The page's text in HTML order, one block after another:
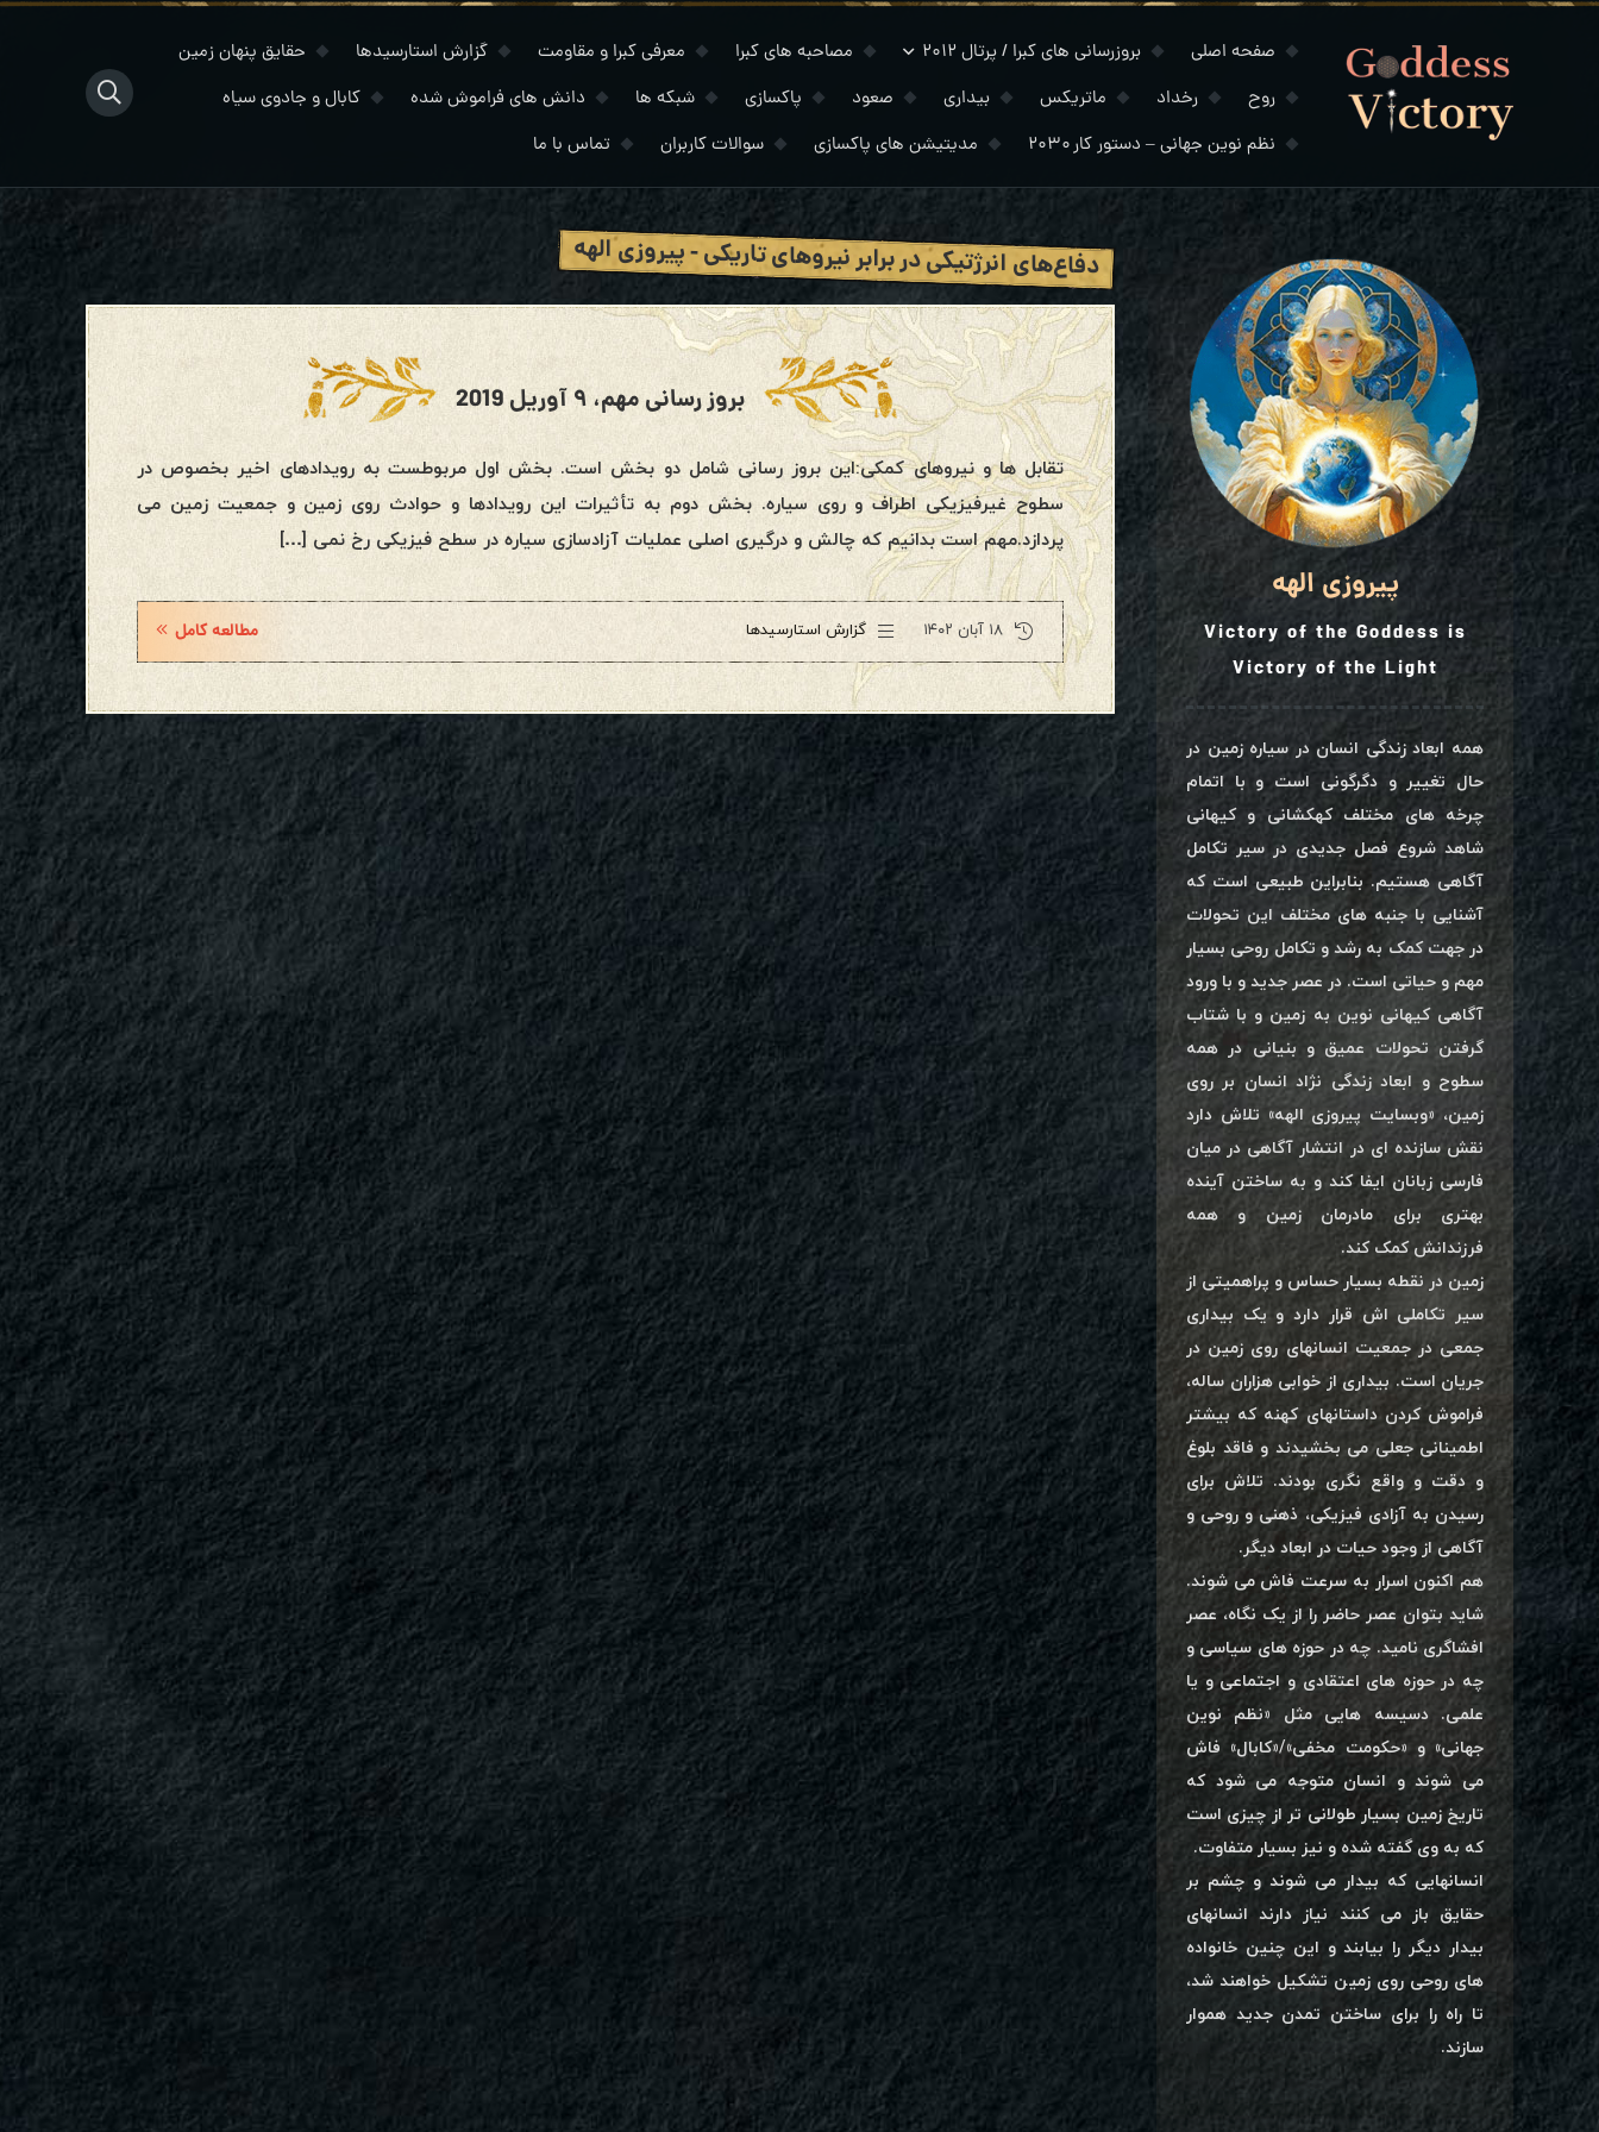
صفحه اصلی بروزرسانی های کبرا / پرتال ۲۰۱۲ مصاحبه های کبرا معرفی کبرا و مقاومت گزارش استارسیدها
حقایق پنهان زمین
روح
رخداد ماتریکس بیداری صعود پاکسازی شبکه ها دانش های فراموش شده
کابال و جادوی سیاه
نظم نوین جهانی – دستور کار ۲۰۳۰
مدیتیشن های پاکسازی سوالات کاربران تماس با ما
دفاع‌های انرژتیکی در برابر نیروهای تاریکی - پیروزی الهه
بروز رسانی مهم، ۹ آوریل 2019
تقابل ها و نیروهای کمکی:این بروز رسانی شامل دو بخش است. بخش اول مربوطست به رویدادهای اخیر بخصوص در
سطوح غیرفیزیکی اطراف و روی سیاره. بخش دوم به تأثیرات این رویدادها و حوادث روی زمین و جمعیت زمین می
پردازد.مهم است بدانیم که چالش و درگیری اصلی عملیات آزادسازی سیاره در سطح فیزیکی رخ نمی […]
۱۸ آبان ۱۴۰۲ گزارش استارسیدها مطالعه کامل
پیروزی الهه
Victory of the Goddess is
Victory of the Light
همه ابعاد زندگی انسان در سیاره زمین در
حال تغییر و دگرگونی است و با اتمام
چرخه های مختلف کهکشانی و کیهانی
شاهد شروع فصل جدیدی در سیر تکامل
آگاهی هستیم. بنابراین طبیعی است که
آشنایی با جنبه های مختلف این تحولات
در جهت کمک به رشد و تکامل روحی بسیار
مهم و حیاتی است. در عصر جدید و با ورود
آگاهی کیهانی نوین به زمین و با شتاب
گرفتن تحولات عمیق و بنیانی در همه
سطوح و ابعاد زندگی نژاد انسان بر روی
زمین، «وبسایت پیروزی الهه» تلاش دارد
نقش سازنده ای در انتشار آگاهی در میان
فارسی زبانان ایفا کند و به ساختن آینده
بهتری برای مادرمان زمین و همه
فرزندانش کمک کند.
زمین در نقطه بسیار حساس و پراهمیتی از
سیر تکاملی اش قرار دارد و یک بیداری
جمعی در جمعیت انسانهای روی زمین در
جریان است. بیداری از خوابی هزاران ساله،
فراموش کردن داستانهای کهنه که بیشتر
اطمینانی جعلی می بخشیدند و فاقد بلوغ
و دقت و واقع نگری بودند. تلاش برای
رسیدن به آزادی فیزیکی، ذهنی و روحی و
آگاهی از وجود حیات در ابعاد دیگر.
هم اکنون اسرار به سرعت فاش می شوند.
شاید بتوان عصر حاضر را از یک نگاه، عصر
افشاگری نامید. چه در حوزه های سیاسی و
چه در حوزه های اعتقادی و اجتماعی و یا
علمی. دسیسه هایی مثل «نظم نوین
جهانی» و «حکومت مخفی»/«کابال» فاش
می شوند و انسان متوجه می شود که
تاریخ زمین بسیار طولانی تر از چیزی است
که به وی گفته شده و نیز بسیار متفاوت.
انسانهایی که بیدار می شوند و چشم بر
حقایق باز می کنند نیاز دارند انسانهای
بیدار دیگر را بیابند و این چنین خانواده
های روحی روی زمین تشکیل خواهند شد،
تا راه را برای ساختن تمدن جدید هموار
سازند.